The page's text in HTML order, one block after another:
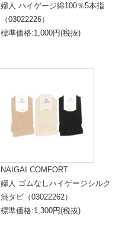
婦人 ハイゲージ綿100％5本指
（03022226）
標準価格:1,000円(税抜)
NAIGAI COMFORT
婦人 ゴムなしハイゲージシルク
混タビ（03022262）
標準価格:1,300円(税抜)